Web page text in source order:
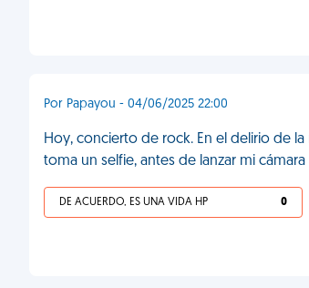
Por Papayou - 04/06/2025 22:00
Hoy, concierto de rock. En el delirio de
toma un selfie, antes de lanzar mi
DE ACUERDO, ES UNA VIDA HP 0